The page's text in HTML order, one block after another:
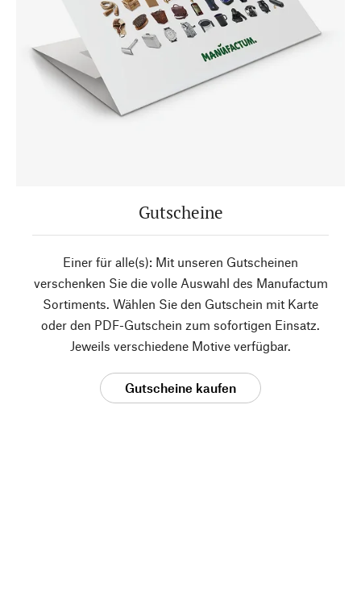
Gutscheine
Einer für alle(s): Mit unseren Gutscheinen
verschenken Sie die volle Auswahl des Manufactum
Sortiments. Wählen Sie den Gutschein mit Karte
oder den PDF-Gutschein zum sofortigen Einsatz.
Jeweils verschiedene Motive verfügbar.
Gutscheine kaufen